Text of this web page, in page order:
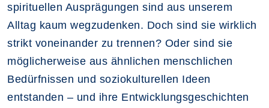
spirituellen Ausprägungen sind aus unserem
Alltag kaum wegzudenken. Doch sind sie wirklich
strikt voneinander zu trennen? Oder sind sie
möglicherweise aus ähnlichen menschlichen
Bedürfnissen und soziokulturellen Ideen
entstanden – und ihre Entwicklungsgeschichten